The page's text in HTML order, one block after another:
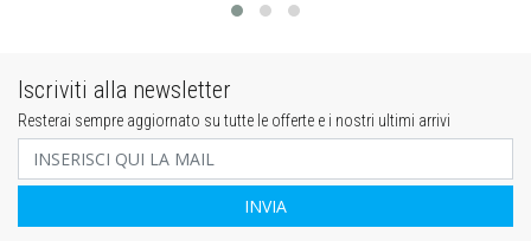
Iscriviti alla newsletter
Resterai sempre aggiornato su tutte le offerte e i nostri ultimi arrivi